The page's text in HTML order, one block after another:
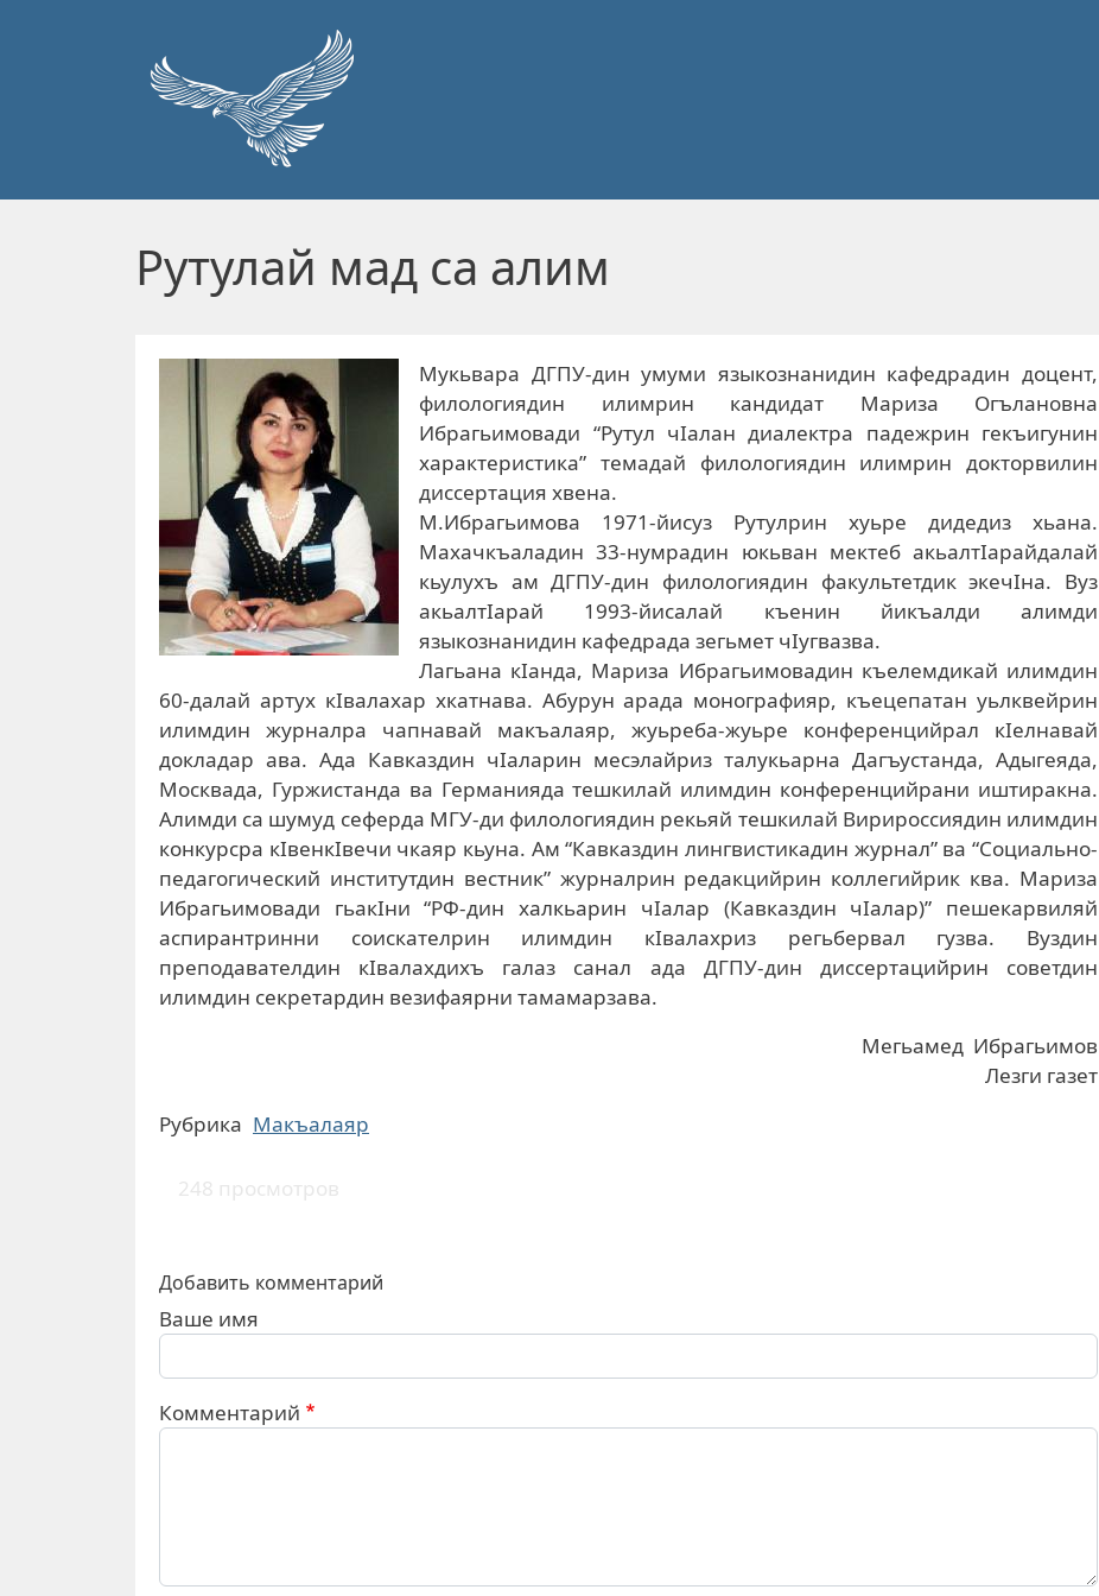
Рутулай мад са алим
Мукьвара ДГПУ-дин умуми языкознанидин кафедрадин доцент,
филологиядин илимрин кандидат Мариза Огълановна
Ибрагьимовади “Рутул чIалан диалектра падежрин гекъигунин
характеристика” темадай филологиядин илимрин докторвилин
диссертация хвена.
М.Ибрагьимова 1971-йисуз Рутулрин хуьре дидедиз хьана.
Махачкъаладин 33-нумрадин юкьван мектеб акьалтIарайдалай
кьулухъ ам ДГПУ-дин филологиядин факультетдик экечIна. Вуз
акьалтIарай 1993-йисалай къенин йикъалди алимди
языкознанидин кафедрада зегьмет чIугвазва.
Лагьана кIанда, Мариза Ибрагьимовадин къелемдикай илимдин
60-далай артух кIвалахар хкатнава. Абурун арада монографияр, къецепатан уьлквейрин
илимдин журналра чапнавай макъалаяр, жуьреба-жуьре конференцийрал кIелнавай
докладар ава. Ада Кавказдин чIаларин месэлайриз талукьарна Дагъустанда, Адыгеяда,
Москвада, Гуржистанда ва Германияда тешкилай илимдин конференцийрани иштиракна.
Алимди са шумуд сеферда МГУ-ди филологиядин рекьяй тешкилай Вирироссиядин илимдин
конкурсра кIвенкIвечи чкаяр кьуна. Ам “Кавказдин лингвистикадин журнал” ва “Социально-
педагогический институтдин вестник” журналрин редакцийрин коллегийрик ква. Мариза
Ибрагьимовади гьакIни “РФ-дин халкьарин чIалар (Кавказдин чIалар)” пешекарвиляй
аспирантринни соискателрин илимдин кIвалахриз регьбервал гузва. Вуздин
преподавателдин кIвалахдихъ галаз санал ада ДГПУ-дин диссертацийрин советдин
илимдин секретардин везифаярни тамамарзава.
Мегьамед Ибрагьимов
Лезги газет
Рубрика Макъалаяр
248 просмотров
Добавить комментарий
Ваше имя
Комментарий